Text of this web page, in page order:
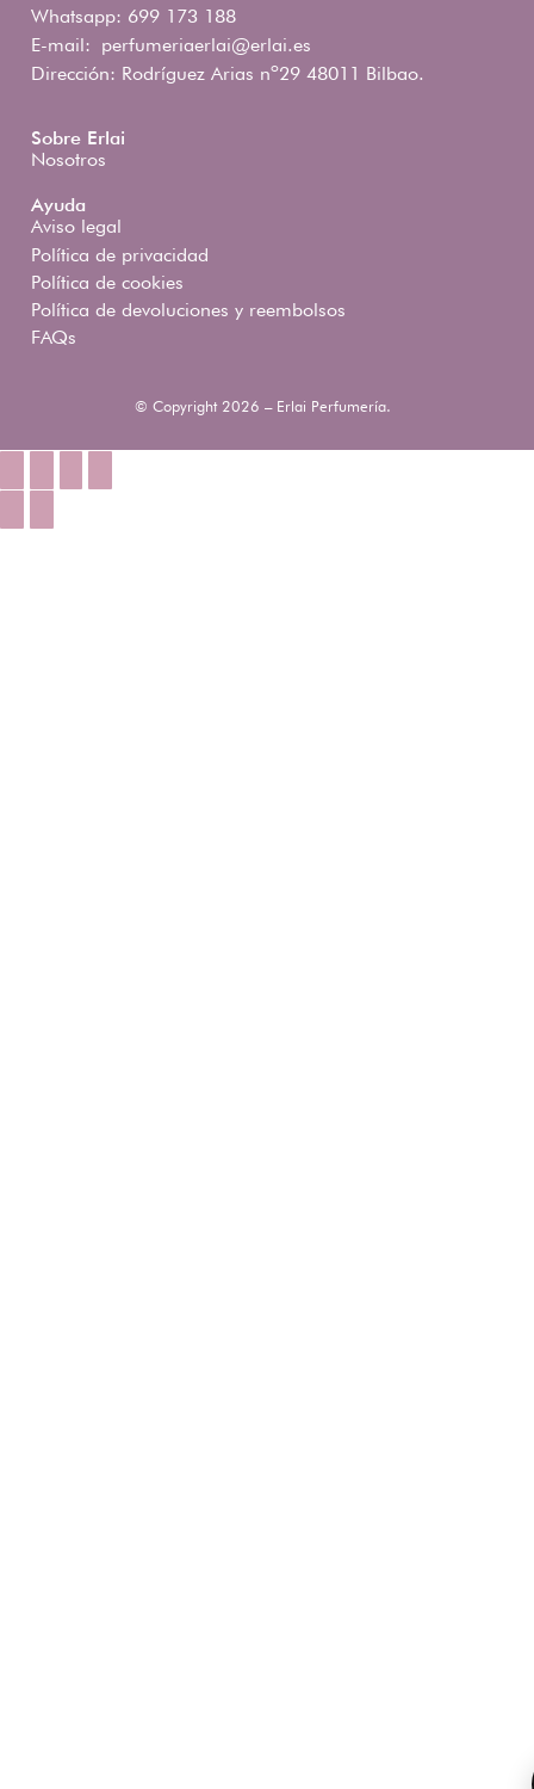
Whatsapp: 699 173 188
E-mail: perfumeriaerlai@erlai.es
Dirección: Rodríguez Arias nº29 48011 Bilbao.
Sobre Erlai
Nosotros
Ayuda
Aviso legal
Política de privacidad
Política de cookies
Política de devoluciones y reembolsos
FAQs
© Copyright 2026 – Erlai Perfumería.